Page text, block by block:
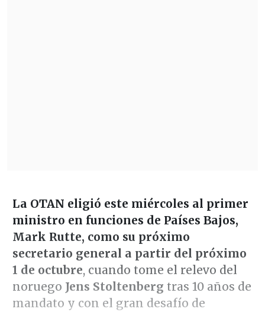
La OTAN eligió este miércoles al primer
ministro en funciones de Países Bajos,
Mark Rutte, como su próximo
secretario general a partir del próximo
1 de octubre, cuando tome el relevo del
noruego Jens Stoltenberg tras 10 años de
mandato y con el gran desafío de